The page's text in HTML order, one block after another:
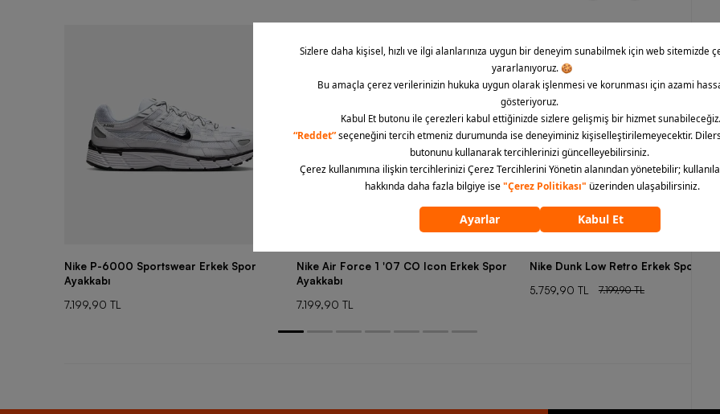
Nike P-6000 Sportswear Erkek Spor
Ayakkabı
7.199,90 TL
Nike Air Force 1 '07 CO Icon Erkek Spor
Ayakkabı
7.199,90 TL
Nike Dunk Low Retro Erkek Spor
5.759,90 TL
7.199,90 TL